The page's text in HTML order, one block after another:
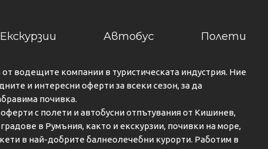
Екскурзии Автобус Полети
водещите компании в туристическата индустрия. Ние
и интересни оферти за всеки сезон, за да
почивка.
с полети и автобусни отпътувания от Кишинев,
в Румъния, както и екскурзии, почивки на море,
в най-добрите балнеолечебни курорти. Работим в